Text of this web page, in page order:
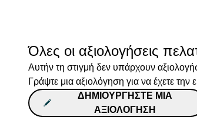
Όλες οι αξιολογήσεις
Αυτήν τη στιγμή δεν υπάρχουν
Γράψτε μια αξιολόγηση για να έχετε την
ΔΗΜΙΟΥΡΓΉΣΤΕ ΜΙΑ
ΑΞΙΟΛΌΓΗΣΗ